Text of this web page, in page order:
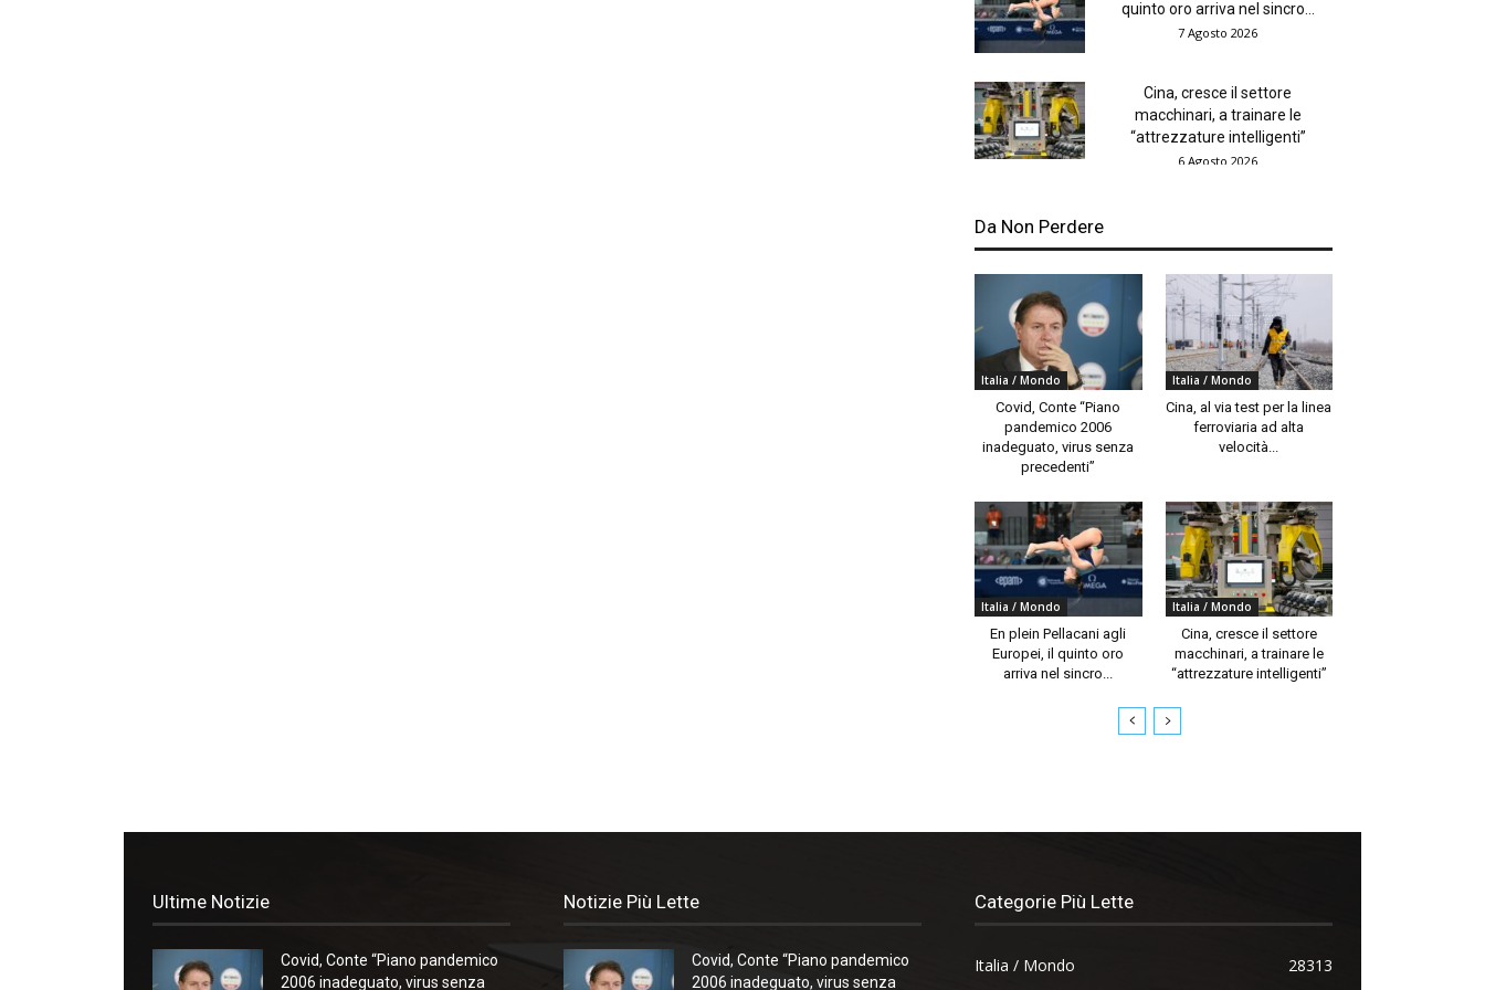
quinto oro arriva nel sincro...
7 Agosto 2026
Cina, cresce il settore
macchinari, a trainare le
“attrezzature intelligenti”
6 Agosto 2026
Da Non Perdere
Italia / Mondo
Covid, Conte “Piano
pandemico 2006
inadeguato, virus senza
precedenti”
Italia / Mondo
Cina, al via test per la linea
ferroviaria ad alta
velocità...
Italia / Mondo
En plein Pellacani agli
Europei, il quinto oro
arriva nel sincro...
Italia / Mondo
Cina, cresce il settore
macchinari, a trainare le
“attrezzature intelligenti”
Ultime Notizie
Covid, Conte “Piano pandemico
2006 inadeguato, virus senza
Notizie Più Lette
Covid, Conte “Piano pandemico
2006 inadeguato, virus senza
Categorie Più Lette
Italia / Mondo
28313